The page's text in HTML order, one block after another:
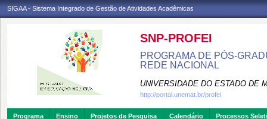
SIGAA - Sistema Integrado de Gestão de Atividades Acadêmicas
SNP-PROFEI
PROGRAMA DE PÓS-
REDE NACIONAL
UNIVERSIDADE DO ESTADO DE
http://portal.unemat.br/profei
Programa Ensino Projetos de Pesquisa Calendário Processos